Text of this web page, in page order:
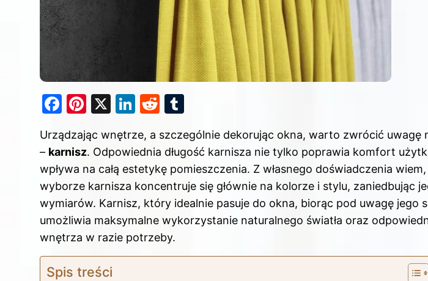
F
c
e
b
o
o
k
Pi
er
e
st
X
Li
k
e
dI
n
R
d
di
t
m
bl
r
Urządzając wnętrze, a szczególnie dekorując okna, warto zwrócić uwagę
– karnisz. Odpowiednia długość karnisza nie tylko poprawia komfort
wpływa na całą estetykę pomieszczenia. Z własnego doświadczenia
wyborze karnisza koncentruje się głównie na kolorze i stylu, zaniedbując
wymiarów. Karnisz, który idealnie pasuje do okna, biorąc pod uwagę jego
umożliwia maksymalne wykorzystanie naturalnego światła oraz
wnętrza w razie potrzeby.
Spis treści